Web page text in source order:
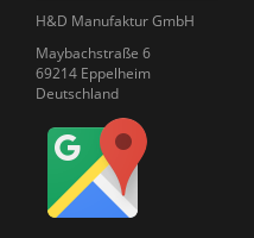
H&D Manufaktur GmbH
Maybachstraße 6
69214 Eppelheim
Deutschland